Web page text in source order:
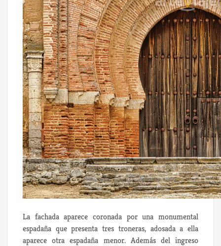
La fachada aparece coronada por una monumental
espadaña que presenta tres troneras, adosada a ella
aparece otra espadaña menor. Además del ingreso